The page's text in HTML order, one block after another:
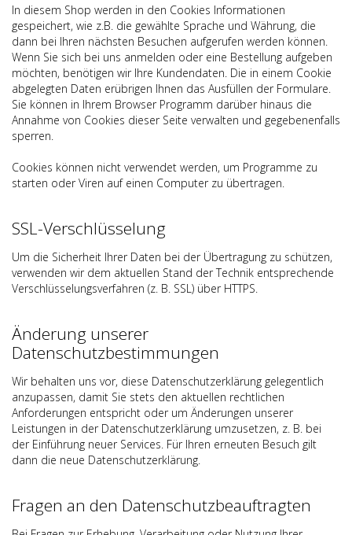
In diesem Shop werden in den Cookies Informationen
gespeichert, wie z.B. die gewählte Sprache und Währung, die
dann bei Ihren nächsten Besuchen aufgerufen werden können.
Wenn Sie sich bei uns anmelden oder eine Bestellung aufgeben
möchten, benötigen wir Ihre Kundendaten. Die in einem Cookie
abgelegten Daten erübrigen Ihnen das Ausfüllen der Formulare.
Sie können in Ihrem Browser Programm darüber hinaus die
Annahme von Cookies dieser Seite verwalten und gegebenenfalls
sperren.
Cookies können nicht verwendet werden, um Programme zu
starten oder Viren auf einen Computer zu übertragen.
SSL-Verschlüsselung
Um die Sicherheit Ihrer Daten bei der Übertragung zu schützen,
verwenden wir dem aktuellen Stand der Technik entsprechende
Verschlüsselungsverfahren (z. B. SSL) über HTTPS.
Änderung unserer
Datenschutzbestimmungen
Wir behalten uns vor, diese Datenschutzerklärung gelegentlich
anzupassen, damit Sie stets den aktuellen rechtlichen
Anforderungen entspricht oder um Änderungen unserer
Leistungen in der Datenschutzerklärung umzusetzen, z. B. bei
der Einführung neuer Services. Für Ihren erneuten Besuch gilt
dann die neue Datenschutzerklärung.
Fragen an den Datenschutzbeauftragten